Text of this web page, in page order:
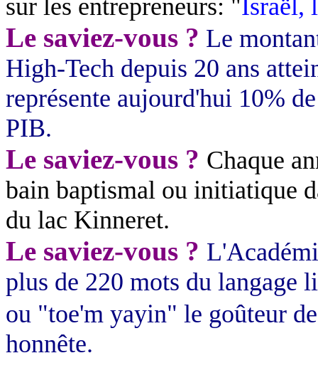
sur les entrepreneurs: "Israël,
Le saviez-vous ? Le
High-Tech depuis 20 ans
représente aujourd'hui 10%
PIB.
Le saviez-vous ? Chaque
bain baptismal ou initiatique
du lac Kinneret.
Le saviez-vous ?
plus de 220 mots du langage
ou "toe'm yayin" le goûteur
honnête.